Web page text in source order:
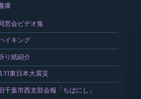
庫
窓会ビデオ集
イキング
り紙紹介
東日本大震災
千葉市西支部会報「ちばにし」